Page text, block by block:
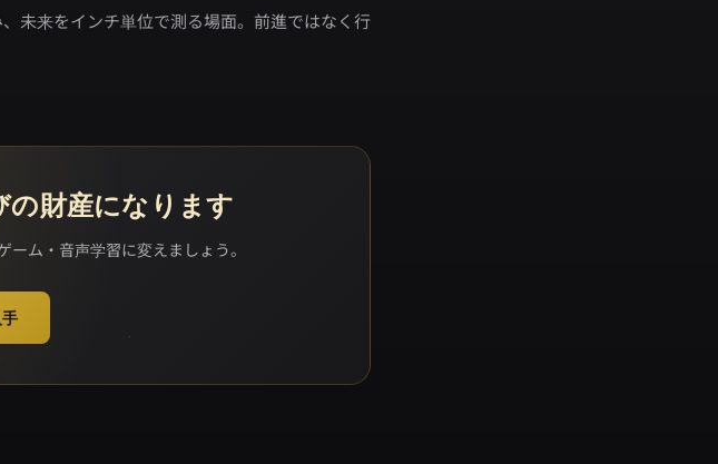
未来をインチ単位で測る場面。前進ではなく行
の財産になります
ム・音声学習に変えましょう。